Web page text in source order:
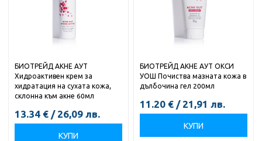
БИОТРЕЙД АКНЕ АУТ
Хидроактивен крем за
хидратация на сухата кожа,
склонна към акне 60мл
13.34 € / 26,09 лв.
КУПИ
БИОТРЕЙД АКНЕ АУТ ОКСИ
УОШ Почиства мазната кожа в
дълбочина гел 200мл
11.20 € / 21,91 лв.
КУПИ